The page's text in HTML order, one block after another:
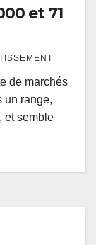
et 71
de marchés
un range,
et semble